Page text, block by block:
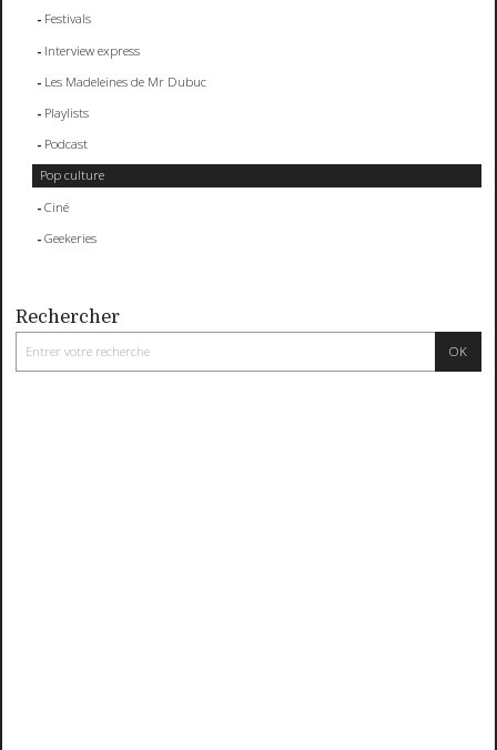
Festivals
Interview express
Les Madeleines de Mr Dubuc
Playlists
Podcast
Pop culture
Ciné
Geekeries
Rechercher